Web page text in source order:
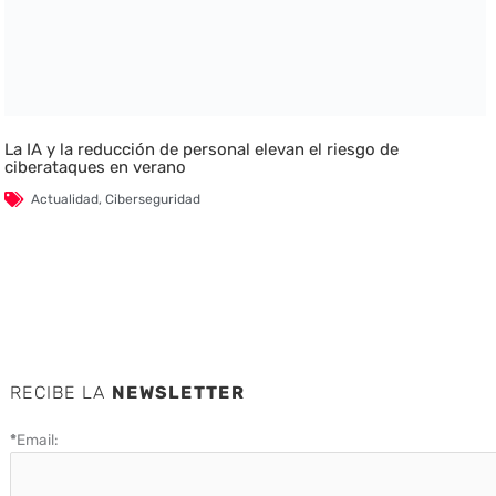
La IA y la reducción de personal elevan el riesgo de
ciberataques en verano
Actualidad,Ciberseguridad
RECIBE LA NEWSLETTER
*Email: